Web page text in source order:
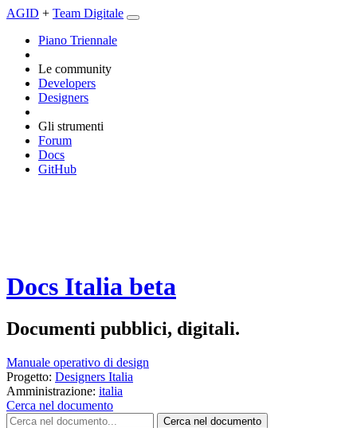
AGID + Team Digitale
Piano Triennale
Le community
Developers
Designers
Gli strumenti
Forum
Docs
GitHub
Docs Italia beta
Documenti pubblici, digitali.
Manuale operativo di design
Progetto: Designers Italia
Amministrazione: italia
Cerca nel documento
Cerca nel documento